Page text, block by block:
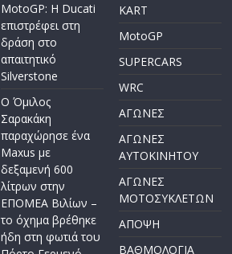
MotoGP: Η Ducati
επιστρέφει στη
δράση στο
απαιτητικό
Silverstone
Ο Όμιλος
Σαρακάκη
παραχώρησε ένα
Maxus με
δεξαμενή 600
λίτρων στην
ΕΠΟΜΕΑ Βιλίων –
το όχημα βρέθηκε
ήδη στη φωτιά του
KART
MotoGP
SUPERCARS
WRC
ΑΓΩΝΕΣ
ΑΓΩΝΕΣ
AYTOKINHTOY
ΑΓΩΝΕΣ
ΜΟΤΟΣΥΚΛΕΤΩΝ
ΑΠΟΨΗ
ΒΑΘΜΟΛΟΓΙΑ